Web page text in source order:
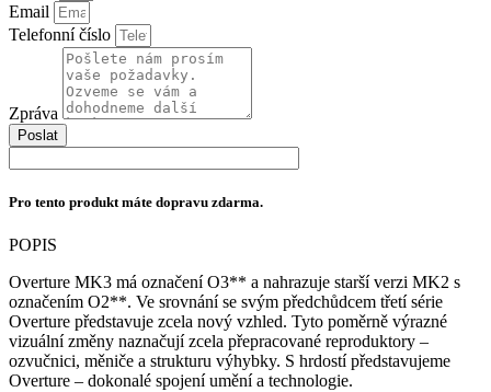
Email
Telefonní číslo
Zpráva
Poslat
Pro tento produkt máte dopravu zdarma.
POPIS
Overture MK3 má označení O3** a nahrazuje starší verzi MK2 s
označením O2**. Ve srovnání se svým předchůdcem třetí série
Overture představuje zcela nový vzhled. Tyto poměrně výrazné
vizuální změny naznačují zcela přepracované reproduktory –
ozvučnici, měniče a strukturu výhybky. S hrdostí představujeme
Overture – dokonalé spojení umění a technologie.